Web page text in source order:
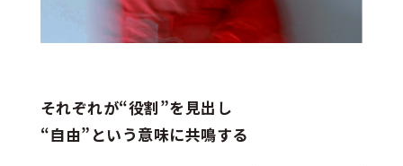
それぞれが“役割”を見出し
“自由”という意味に共鳴する